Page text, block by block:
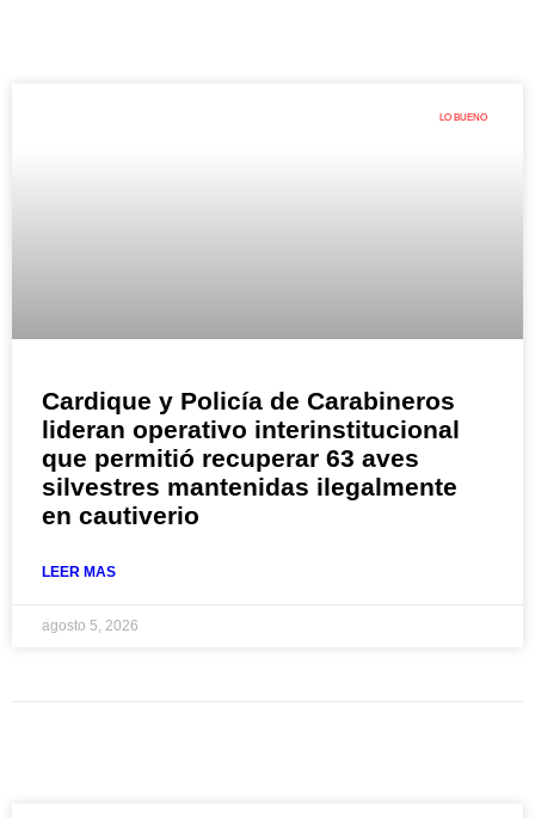
LO BUENO
Cardique y Policía de Carabineros
lideran operativo interinstitucional
que permitió recuperar 63 aves
silvestres mantenidas ilegalmente
en cautiverio
LEER MAS
agosto 5, 2026